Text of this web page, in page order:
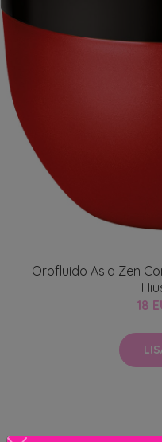
Orofluido Asia Zen
18